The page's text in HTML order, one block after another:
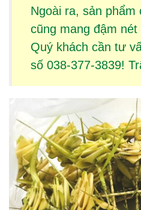
Ngoài ra, sản phẩm
cũng mang đậm
Quý khách cần tư
số 038-377-3839!